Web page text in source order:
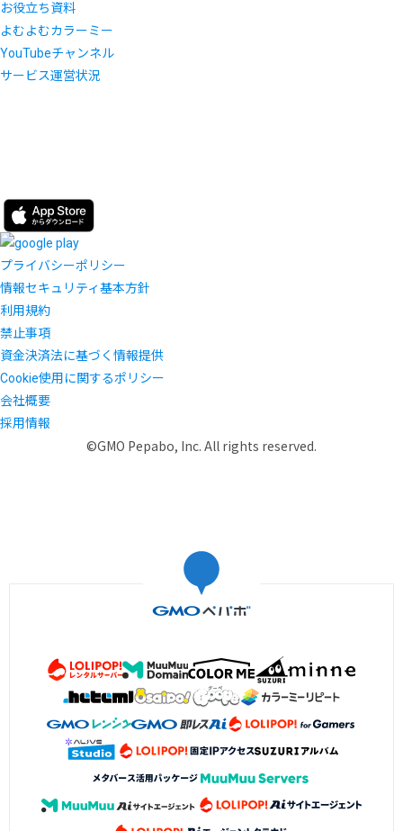
お役立ち資料
よむよむカラーミー
YouTubeチャンネル
サービス運営状況
プライバシーポリシー
情報セキュリティ基本方針
利用規約
禁止事項
資金決済法に基づく情報提供
Cookie使用に関するポリシー
会社概要
採用情報
©GMO Pepabo, Inc. All rights reserved.